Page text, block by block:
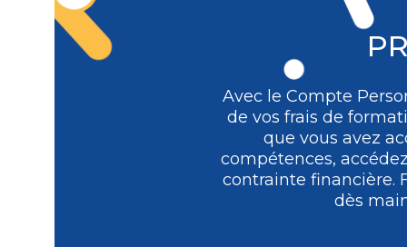
Avec le Compte
de vos frais de
que vous avez
compétences,
contrainte financière.
dès